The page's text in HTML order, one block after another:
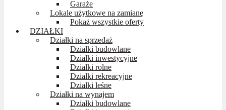
Garaże
Lokale użytkowe na zamianę
Pokaż wszystkie oferty
DZIAŁKI
Działki na sprzedaż
Działki budowlane
Działki inwestycyjne
Działki rolne
Działki rekreacyjne
Działki leśne
Działki na wynajem
Działki budowlane